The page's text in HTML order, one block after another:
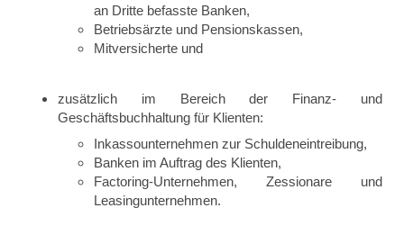
an Dritte befasste Banken,
Betriebsärzte und Pensionskassen,
Mitversicherte und
zusätzlich im Bereich der Finanz- und
Geschäftsbuchhaltung für Klienten:
Inkassounternehmen zur Schuldeneintreibung,
Banken im Auftrag des Klienten,
Factoring-Unternehmen, Zessionare und
Leasingunternehmen.